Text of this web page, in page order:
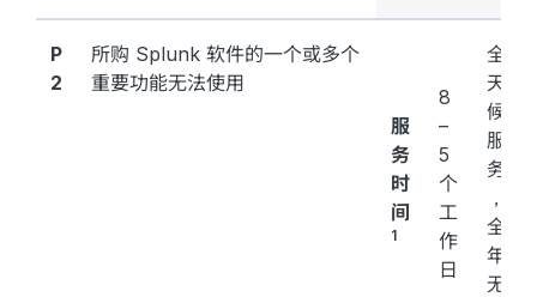
P
2
所购 Splunk 软件的一个或多个
重要功能无法使用
服
务
时
间
1
8
–
5
个
工
作
日
全
天
候
服
务
，
全
年
无